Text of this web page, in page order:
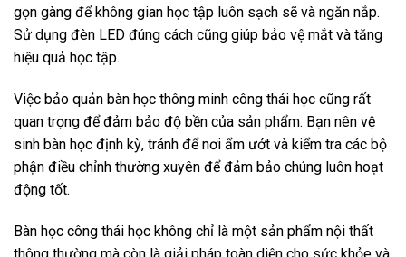
gọn gàng để không gian học tập luôn sạch sẽ và ngăn nắp.
Sử dụng đèn LED đúng cách cũng giúp bảo vệ mắt và tăng
hiệu quả học tập.
Việc bảo quản bàn học thông minh công thái học cũng rất
quan trọng để đảm bảo độ bền của sản phẩm. Bạn nên vệ
sinh bàn học định kỳ, tránh để nơi ẩm ướt và kiểm tra các bộ
phận điều chỉnh thường xuyên để đảm bảo chúng luôn hoạt
động tốt.
Bàn học công thái học không chỉ là một sản phẩm nội thất